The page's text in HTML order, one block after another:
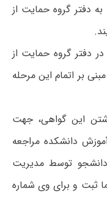
دفتر گروه حمایت از
دفتر گروه حمایت از
بر اتمام این مرحله
این گواهی، جهت
دانشکده مراجعه
دانشجو توسط مدیریت
ثبت و برای وی شماره